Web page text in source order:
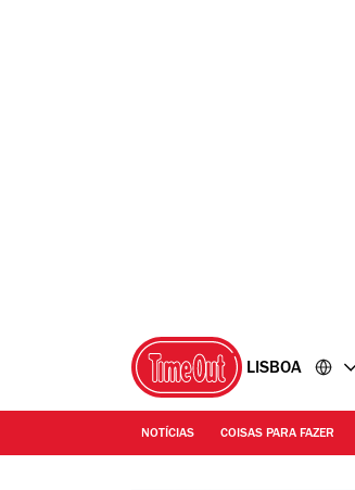
LISBOA
NOTÍCIAS COISAS PARA FAZER